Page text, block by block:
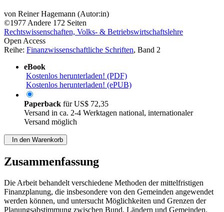
von Reiner Hagemann (Autor:in)
©1977Andere 172 Seiten
Rechtswissenschaften, Volks- & Betriebswirtschaftslehre
Open Access
Reihe: Finanzwissenschaftliche Schriften, Band 2
eBook
Kostenlos herunterladen! (PDF)
Kostenlos herunterladen! (ePUB)
Paperback fürUS$ 72,35
Versand in ca. 2-4 Werktagen national, internationaler
Versand möglich
In den Warenkorb
Zusammenfassung
Die Arbeit behandelt verschiedene Methoden der mittelfristigen
Finanzplanung, die insbesondere von den Gemeinden angewendet
werden können, und untersucht Möglichkeiten und Grenzen der
Planungsabstimmung zwischen Bund, Ländern und Gemeinden.